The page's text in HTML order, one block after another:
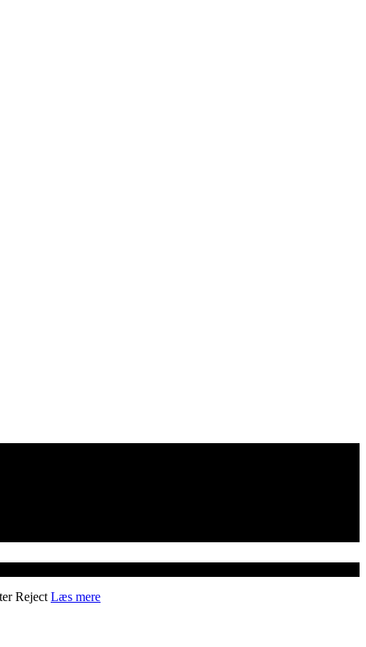
Reject Læs mere